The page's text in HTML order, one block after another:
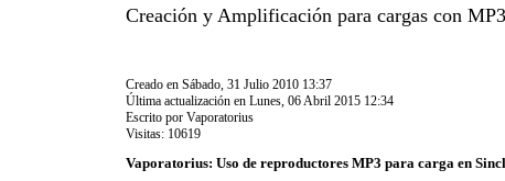
Creación y Amplificación para cargas con MP3
Creado en Sábado, 31 Julio 2010 13:37
Última actualización en Lunes, 06 Abril 2015 12:34
Escrito por Vaporatorius
Visitas: 10619
Vaporatorius: Uso de reproductores MP3 para carga en